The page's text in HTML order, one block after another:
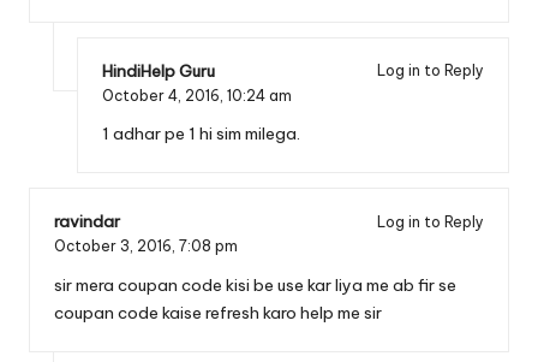
HindiHelp Guru
Log in to Reply
October 4, 2016, 10:24 am
1 adhar pe 1 hi sim milega.
ravindar
Log in to Reply
October 3, 2016, 7:08 pm
sir mera coupan code kisi be use kar liya me ab fir se
coupan code kaise refresh karo help me sir